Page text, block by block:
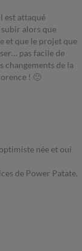
est attaqué
alors que
et que le projet que
pas facile de
changements de la
! 🙂
née et oui
de Power Patate,